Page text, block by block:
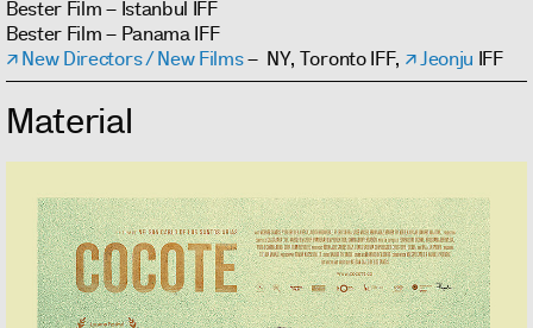
Bester Film – Istanbul IFF
Bester Film – Panama IFF
New Directors / New Films– NY, Toronto IFF, Jeonju IFF
Material